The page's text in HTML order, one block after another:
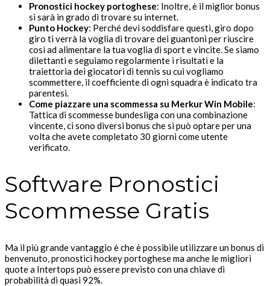
Pronostici hockey portoghese: Inoltre, è il miglior bonus
si sarà in grado di trovare su internet.
Punto Hockey: Perché devi soddisfare questi, giro dopo
giro ti verrà la voglia di trovare dei guantoni per riuscire
così ad alimentare la tua voglia di sport e vincite. Se siamo
dilettanti e seguiamo regolarmente i risultati e la
traiettoria dei giocatori di tennis su cui vogliamo
scommettere, il coefficiente di ogni squadra è indicato tra
parentesi.
Come piazzare una scommessa su Merkur Win Mobile:
Tattica di scommesse bundesliga con una combinazione
vincente, ci sono diversi bonus che si può optare per una
volta che avete completato 30 giorni come utente
verificato.
Software Pronostici
Scommesse Gratis
Ma il più grande vantaggio è che è possibile utilizzare un bonus di
benvenuto, pronostici hockey portoghese ma anche le migliori
quote a Intertops può essere previsto con una chiave di
probabilità di quasi 92%.